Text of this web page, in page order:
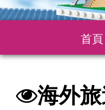
首頁
海外